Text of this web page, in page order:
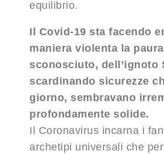
equilibrio.
Il Covid-19 sta facendo
maniera violenta la
sconosciuto, dell’ignoto
scardinando sicurezze
giorno, sembravano
profondamente solide.
Il Coronavirus incarna i
archetipi universali che